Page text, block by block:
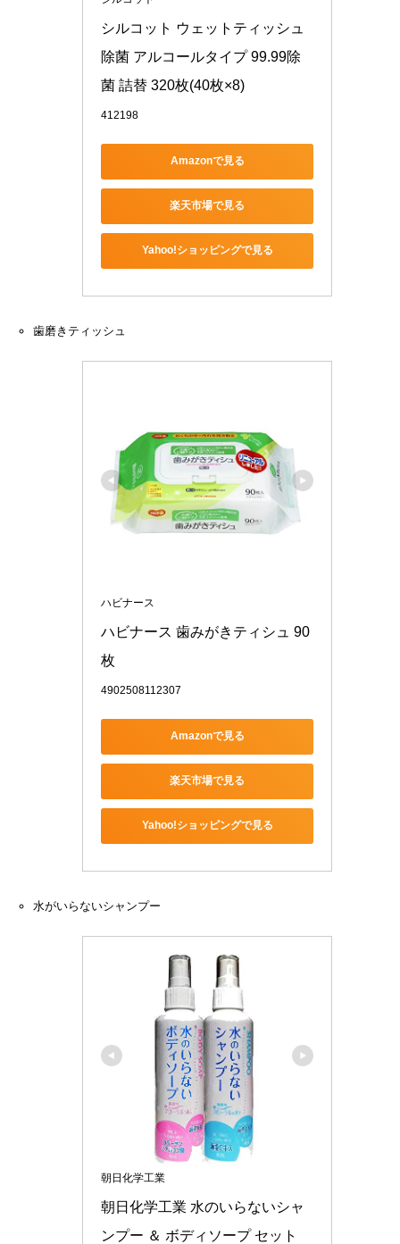
シルコット ウェットティッシュ
除菌 アルコールタイプ 99.99除
菌 詰替 320枚(40枚×8)
412198
Amazonで見る
楽天市場で見る
Yahoo!ショッピングで見る
歯磨きティッシュ
ハビナース
ハビナース 歯みがきティシュ 90
枚
4902508112307
Amazonで見る
楽天市場で見る
Yahoo!ショッピングで見る
水がいらないシャンプー
朝日化学工業
朝日化学工業 水のいらないシャ
ンプー ＆ ボディソープ セット